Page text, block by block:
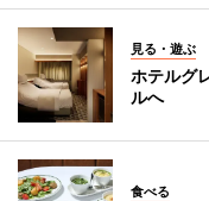
見る・遊ぶ
ホテルグ
ルへ
食べる